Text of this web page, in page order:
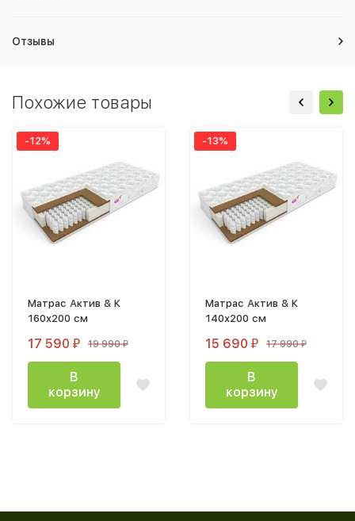
Отзывы
Похожие товары
-12%
Матрас Актив & К
160х200 см
17 590 ₽ 19 990₽
В
корзину
-13%
Матрас Актив & К
140х200 см
15 690 ₽ 17 990₽
В
корзину